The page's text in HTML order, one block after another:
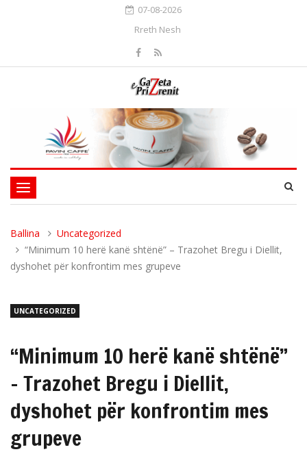
07-08-2026
Rreth Nesh
Toggle
navigation
Ballina
Uncategorized
“Minimum 10 herë kanë shtënë” – Trazohet Bregu i Diellit,
dyshohet për konfrontim mes grupeve
UNCATEGORIZED
“Minimum 10 herë kanë shtënë”
– Trazohet Bregu i Diellit,
dyshohet për konfrontim mes
grupeve